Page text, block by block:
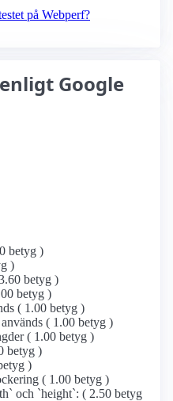
på Webperf?
Google
betyg )
)
betyg )
betyg )
( 1.00 betyg )
( 1.00 betyg )
( 1.00 betyg )
betyg )
)
( 1.00 betyg )
och `height`: ( 2.50 betyg